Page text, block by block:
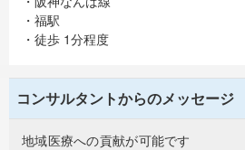
・福駅
・徒歩 1分程度
コンサルタントからのメッセージ
地域医療への貢献が可能です